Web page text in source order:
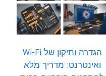
הגדרה ותיקון של Wi-Fi
ואינטרנט: מדריך מלא